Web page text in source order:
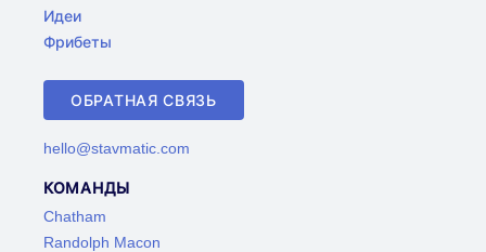
Идеи
Фрибеты
ОБРАТНАЯ СВЯЗЬ
hello@stavmatic.com
КОМАНДЫ
Chatham
Randolph Macon